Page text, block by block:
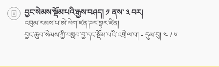
བྱང་སེམས་སྡོམ་པའི་རྒྱས་བཤད། ༡ ནས་ ༣ བར།
འབུམ་རམས་པ་ཨེ་ལེག་ཛན་ཌར་བྷར་ཛིན།
བྱང་ཆུབ་སེམས་ཀྱི་བསླབ་བྱ་དང་སྡོམ་པའི་འགྲེལ་བ། - དུམ་བུ། ༤ / ༦